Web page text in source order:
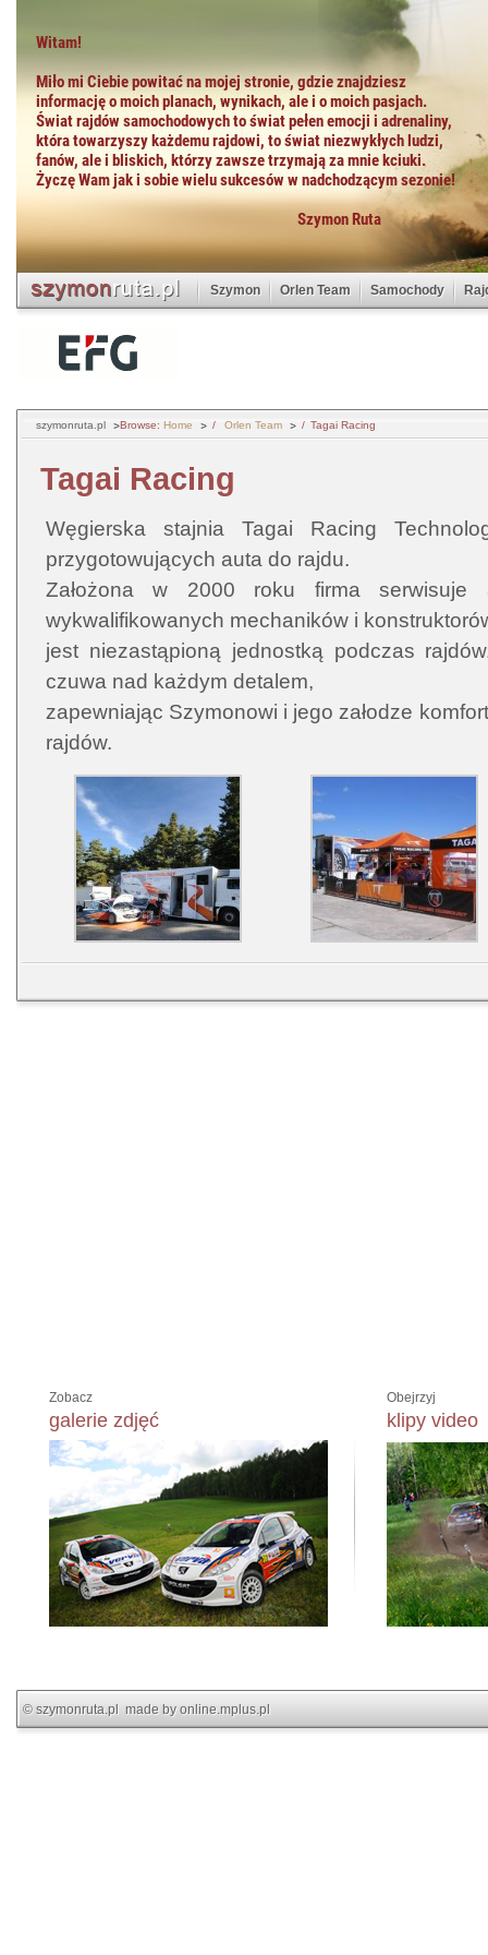
Szymon Orlen Team Samochody
szymonruta.pl Browse: Home Orlen Team Tagai Racing
Tagai Racing
Węgierska stajnia Tagai Racing
przygotowujących auta do rajdu.
Założona w 2000 roku firma serwisuje
wykwalifikowanych mechaników i
jest niezastąpioną jednostką podczas
czuwa nad każdym detalem,
zapewniając Szymonowi i jego załodze
rajdów.
Zobacz
galerie zdjęć
Obejrzyj
klipy video
© szymonruta.pl made byonline.mplus.pl